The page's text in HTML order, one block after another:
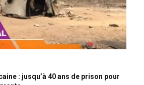
: jusqu’à 40 ans de prison pour